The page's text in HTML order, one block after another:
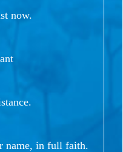
now.
name, in full faith.